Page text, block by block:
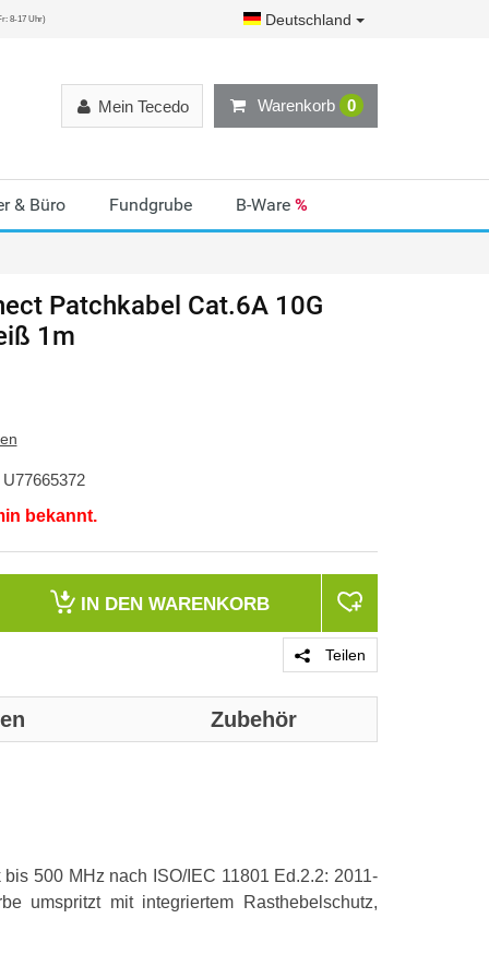
8-17 Uhr) Deutschland
Warenkorb 0
Mein Tecedo
& Büro Fundgrube B-Ware %
Patchkabel Cat.6A 10G
1m
U77665372
bekannt.
IN DEN WARENKORB
Teilen
Zubehör
500 MHz nach ISO/IEC 11801 Ed.2.2: 2011-
umspritzt mit integriertem Rasthebelschutz,